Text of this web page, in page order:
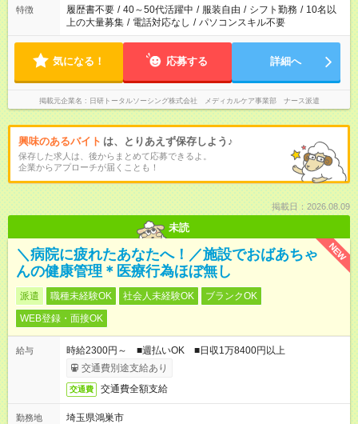
間を超える場合は応募できません
特徴 履歴書不要 / 40～50代活躍中 / 服装自由 / シフト勤務 / 10名以
上の大量募集 / 電話対応なし / パソコンスキル不要
気になる！ 応募する 詳細へ
掲載元企業名 日研トータルソーシング株式会社 メディカルケア事業部 ナース派遣
興味のあるバイト は、とりあえず保存しよう♪
保存した求人は、後からまとめて応募できるよ。
企業からアプローチが届くことも！
掲載日：2026.08.09
未読
NEW
＼病院に疲れたあなたへ！／施設でおばあちゃ
んの健康管理＊医療行為ほぼ無し
派遣 職種未経験OK 社会人未経験OK
ブランクOK
WEB登録・面接OK
給与
時給2300円～ ■週払いOK ■日収1万8400円以上
交通費別途支給あり
交通費 交通費全額支給
勤務地
埼玉県鴻巣市